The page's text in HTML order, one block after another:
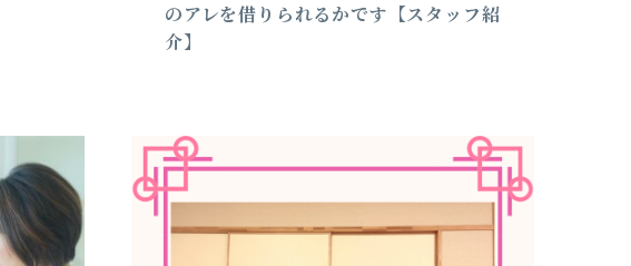
のアレを借りられるかです【スタッフ紹
介】